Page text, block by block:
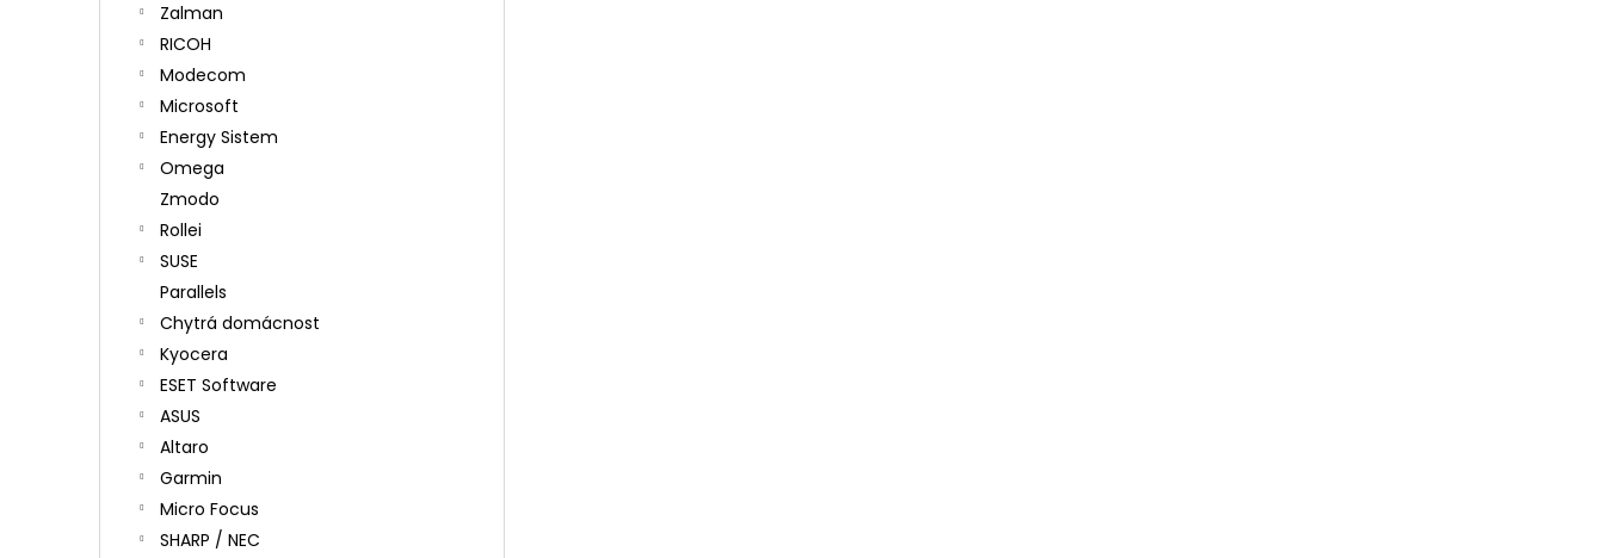
Zalman
RICOH
Modecom
Microsoft
Energy Sistem
Omega
Zmodo
Rollei
SUSE
Parallels
Chytrá domácnost
Kyocera
ESET Software
ASUS
Altaro
Garmin
Micro Focus
SHARP / NEC